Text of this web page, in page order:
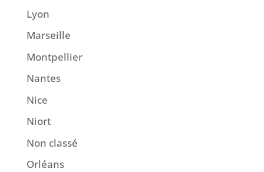
Lyon
Marseille
Montpellier
Nantes
Nice
Niort
Non classé
Orléans